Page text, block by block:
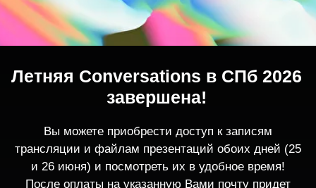
трансляции и файлам презентаций обоих дней (25
После оплаты на указанную Вами почту придет
записей трансляции возможен только с одного
устройства единовременно.
По любым вопросам пишите
contact@conversations-ai.co m
Летняя Conversations в СПб 2026
завершена!